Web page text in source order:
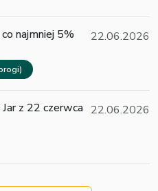
najmniej 5%
22.06.2026
z 22 czerwca 22.06.2026